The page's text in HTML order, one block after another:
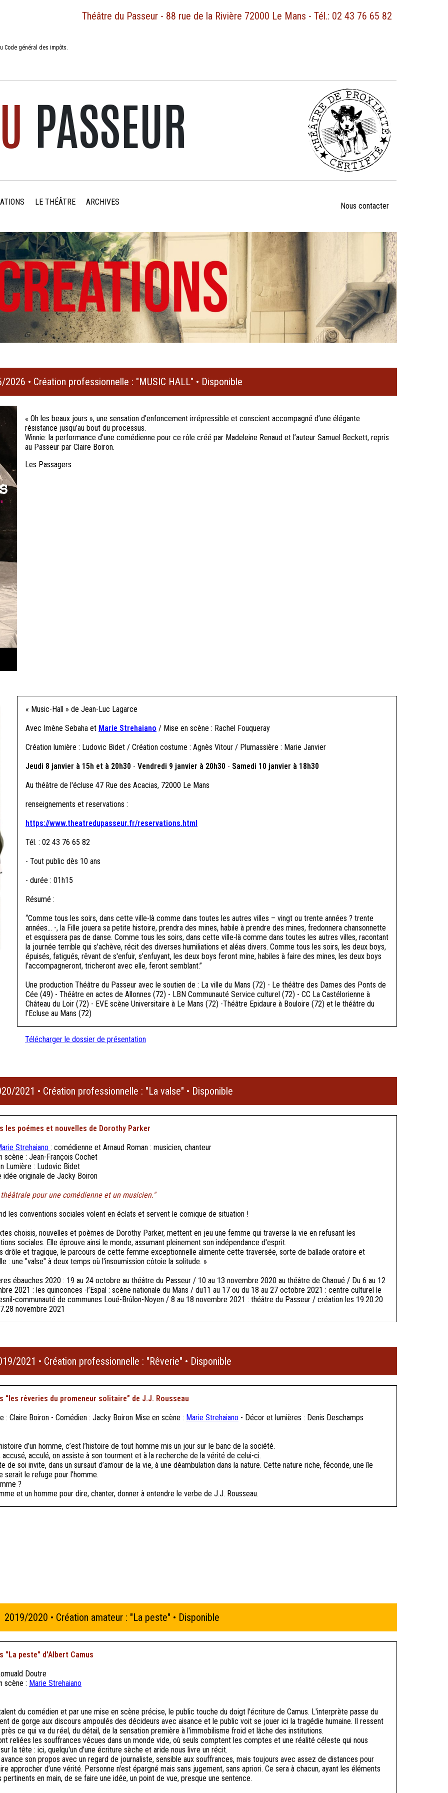
Théâtre du Passeur - 88 rue de la Rivière 72000 Le Mans - Tél.: 02 43 76 65 82
Code général des impôts.
PASSEUR
LE THÉÂTRE ARCHIVES Nous contacter
2026 • Création professionnelle : "MUSIC HALL" • Disponible
« Oh les beaux jours », une sensation d’enfoncement irrépressible et conscient accompagné d’une élégante
résistance jusqu’au bout du processus.
Winnie: la performance d’une comédienne pour ce rôle créé par Madeleine Renaud et l’auteur Samuel Beckett, repris
au Passeur par Claire Boiron.
Les Passagers
« Music-Hall » de Jean-Luc Lagarce
Avec Imène Sebaha et Marie Strehaiano / Mise en scène : Rachel Fouqueray
Création lumière : Ludovic Bidet / Création costume : Agnès Vitour / Plumassière : Marie Janvier
Jeudi 8 janvier à 15h et à 20h30 - Vendredi 9 janvier à 20h30 - Samedi 10 janvier à 18h30
Au théâtre de l'écluse 47 Rue des Acacias, 72000 Le Mans
renseignements et reservations :
https://www.theatredupasseur.fr/reservations.html
Tél. : 02 43 76 65 82
- Tout public dès 10 ans
- durée : 01h15
Résumé :
“Comme tous les soirs, dans cette ville-là comme dans toutes les autres villes – vingt ou trente années ? trente
années... -, la Fille jouera sa petite histoire, prendra des mines, habile à prendre des mines, fredonnera chansonnette
et esquissera pas de danse. Comme tous les soirs, dans cette ville-là comme dans toutes les autres villes, racontant
la journée terrible qui s'achève, récit des diverses humiliations et aléas divers. Comme tous les soirs, les deux boys,
épuisés, fatigués, rêvant de s'enfuir, s'enfuyant, les deux boys feront mine, habiles à faire des mines, les deux boys
l'accompagneront, tricheront avec elle, feront semblant.”
Une production Théâtre du Passeur avec le soutien de : La ville du Mans (72) - Le théâtre des Dames des Ponts de
Cée (49) - Théâtre en actes de Allonnes (72) - LBN Communauté Service culturel (72) - CC La Castélorienne à
Château du Loir (72) - EVE scène Universitaire à Le Mans (72) -Théâtre Epidaure à Bouloire (72) et le théâtre du
l'Ecluse au Mans (72)
Télécharger le dossier de présentation
2021 • Création professionnelle : "La valse" • Disponible
les poémes et nouvelles de Dorothy Parker
Strehaiano : comédienne et Arnaud Roman : musicien, chanteur
scène : Jean-François Cochet
Lumière : Ludovic Bidet
idée originale de Jacky Boiron
pour une comédienne et un musicien."
les conventions sociales volent en éclats et servent le comique de situation !
choisis, nouvelles et poèmes de Dorothy Parker, mettent en jeu une femme qui traverse la vie en refusant les
sociales. Elle éprouve ainsi le monde, assumant pleinement son indépendance d'esprit.
drôle et tragique, le parcours de cette femme exceptionnelle alimente cette traversée, sorte de ballade oratoire et
: une "valse" à deux temps où l'insoumission côtoie la solitude. »
ébauches 2020 : 19 au 24 octobre au théâtre du Passeur / 10 au 13 novembre 2020 au théâtre de Chaoué / Du 6 au 12
2021 : les quinconces -l’Espal : scène nationale du Mans / du11 au 17 ou du 18 au 27 octobre 2021 : centre culturel le
communauté de communes Loué-Brûlon-Noyen / 8 au 18 novembre 2021 : théâtre du Passeur / création les 19.20.20
novembre 2021
2021 • Création professionnelle : "Rêverie" • Disponible
“les rêveries du promeneur solitaire” de J.J. Rousseau
: Claire Boiron - Comédien : Jacky Boiron Mise en scène : Marie Strehaiano - Décor et lumières : Denis Deschamps
d’un homme, c’est l’histoire de tout homme mis un jour sur le banc de la société.
accusé, acculé, on assiste à son tourment et à la recherche de la vérité de celui-ci.
de soi invite, dans un sursaut d’amour de la vie, à une déambulation dans la nature. Cette nature riche, féconde, une île
serait le refuge pour l’homme.
?
et un homme pour dire, chanter, donner à entendre le verbe de J.J. Rousseau.
2019/2020 • Création amateur : "La peste" • Disponible
"La peste" d'Albert Camus
Doutre
scène : Marie Strehaiano
du comédien et par une mise en scène précise, le public touche du doigt l'écriture de Camus. L'interprète passe du
de gorge aux discours ampoulés des décideurs avec aisance et le public voit se jouer ici la tragédie humaine. Il ressent
près ce qui va du réel, du détail, de la sensation première à l'immobilisme froid et lâche des institutions.
reliées les souffrances vécues dans un monde vide, où seuls comptent les comptes et une réalité céleste qui nous
la tête : ici, quelqu'un d'une écriture sèche et aride nous livre un récit.
avance son propos avec un regard de journaliste, sensible aux souffrances, mais toujours avec assez de distances pour
approcher d’une vérité. Personne n'est épargné mais sans jugement, sans apriori. Ce sera à chacun, ayant les éléments
pertinents en main, de se faire une idée, un point de vue, presque une sentence.